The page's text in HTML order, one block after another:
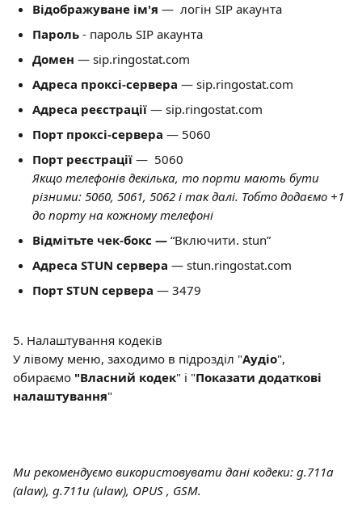
Відображуване ім'я —  логін SIP акаунта
Пароль - пароль SIP акаунта
Домен — sip.ringostat.com
Адреса проксі-сервера — sip.ringostat.com
Адреса реєстрації — sip.ringostat.com
Порт проксі-сервера — 5060
Порт реєстрації —  5060
Якщо телефонів декілька, то порти мають бути
різними: 5060, 5061, 5062 і так далі. Тобто додаємо +1
до порту на кожному телефоні
Відмітьте чек-бокс — “Включити. stun”
Адреса STUN сервера — stun.ringostat.com
Порт STUN сервера — 3479
5. Налаштування кодеків
У лівому меню, заходимо в підрозділ "Аудіо",
обираємо "Власний кодек" і "Показати додаткові
налаштування"
Ми рекомендуємо використовувати дані кодеки: g.711a
(alaw), g.711u (ulaw), OPUS , GSM.